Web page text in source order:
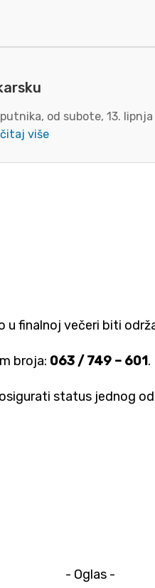
od subote, 13.
više
finalnoj večeri biti
broja: 063 / 749 – 601.
status jednog
- Oglas -